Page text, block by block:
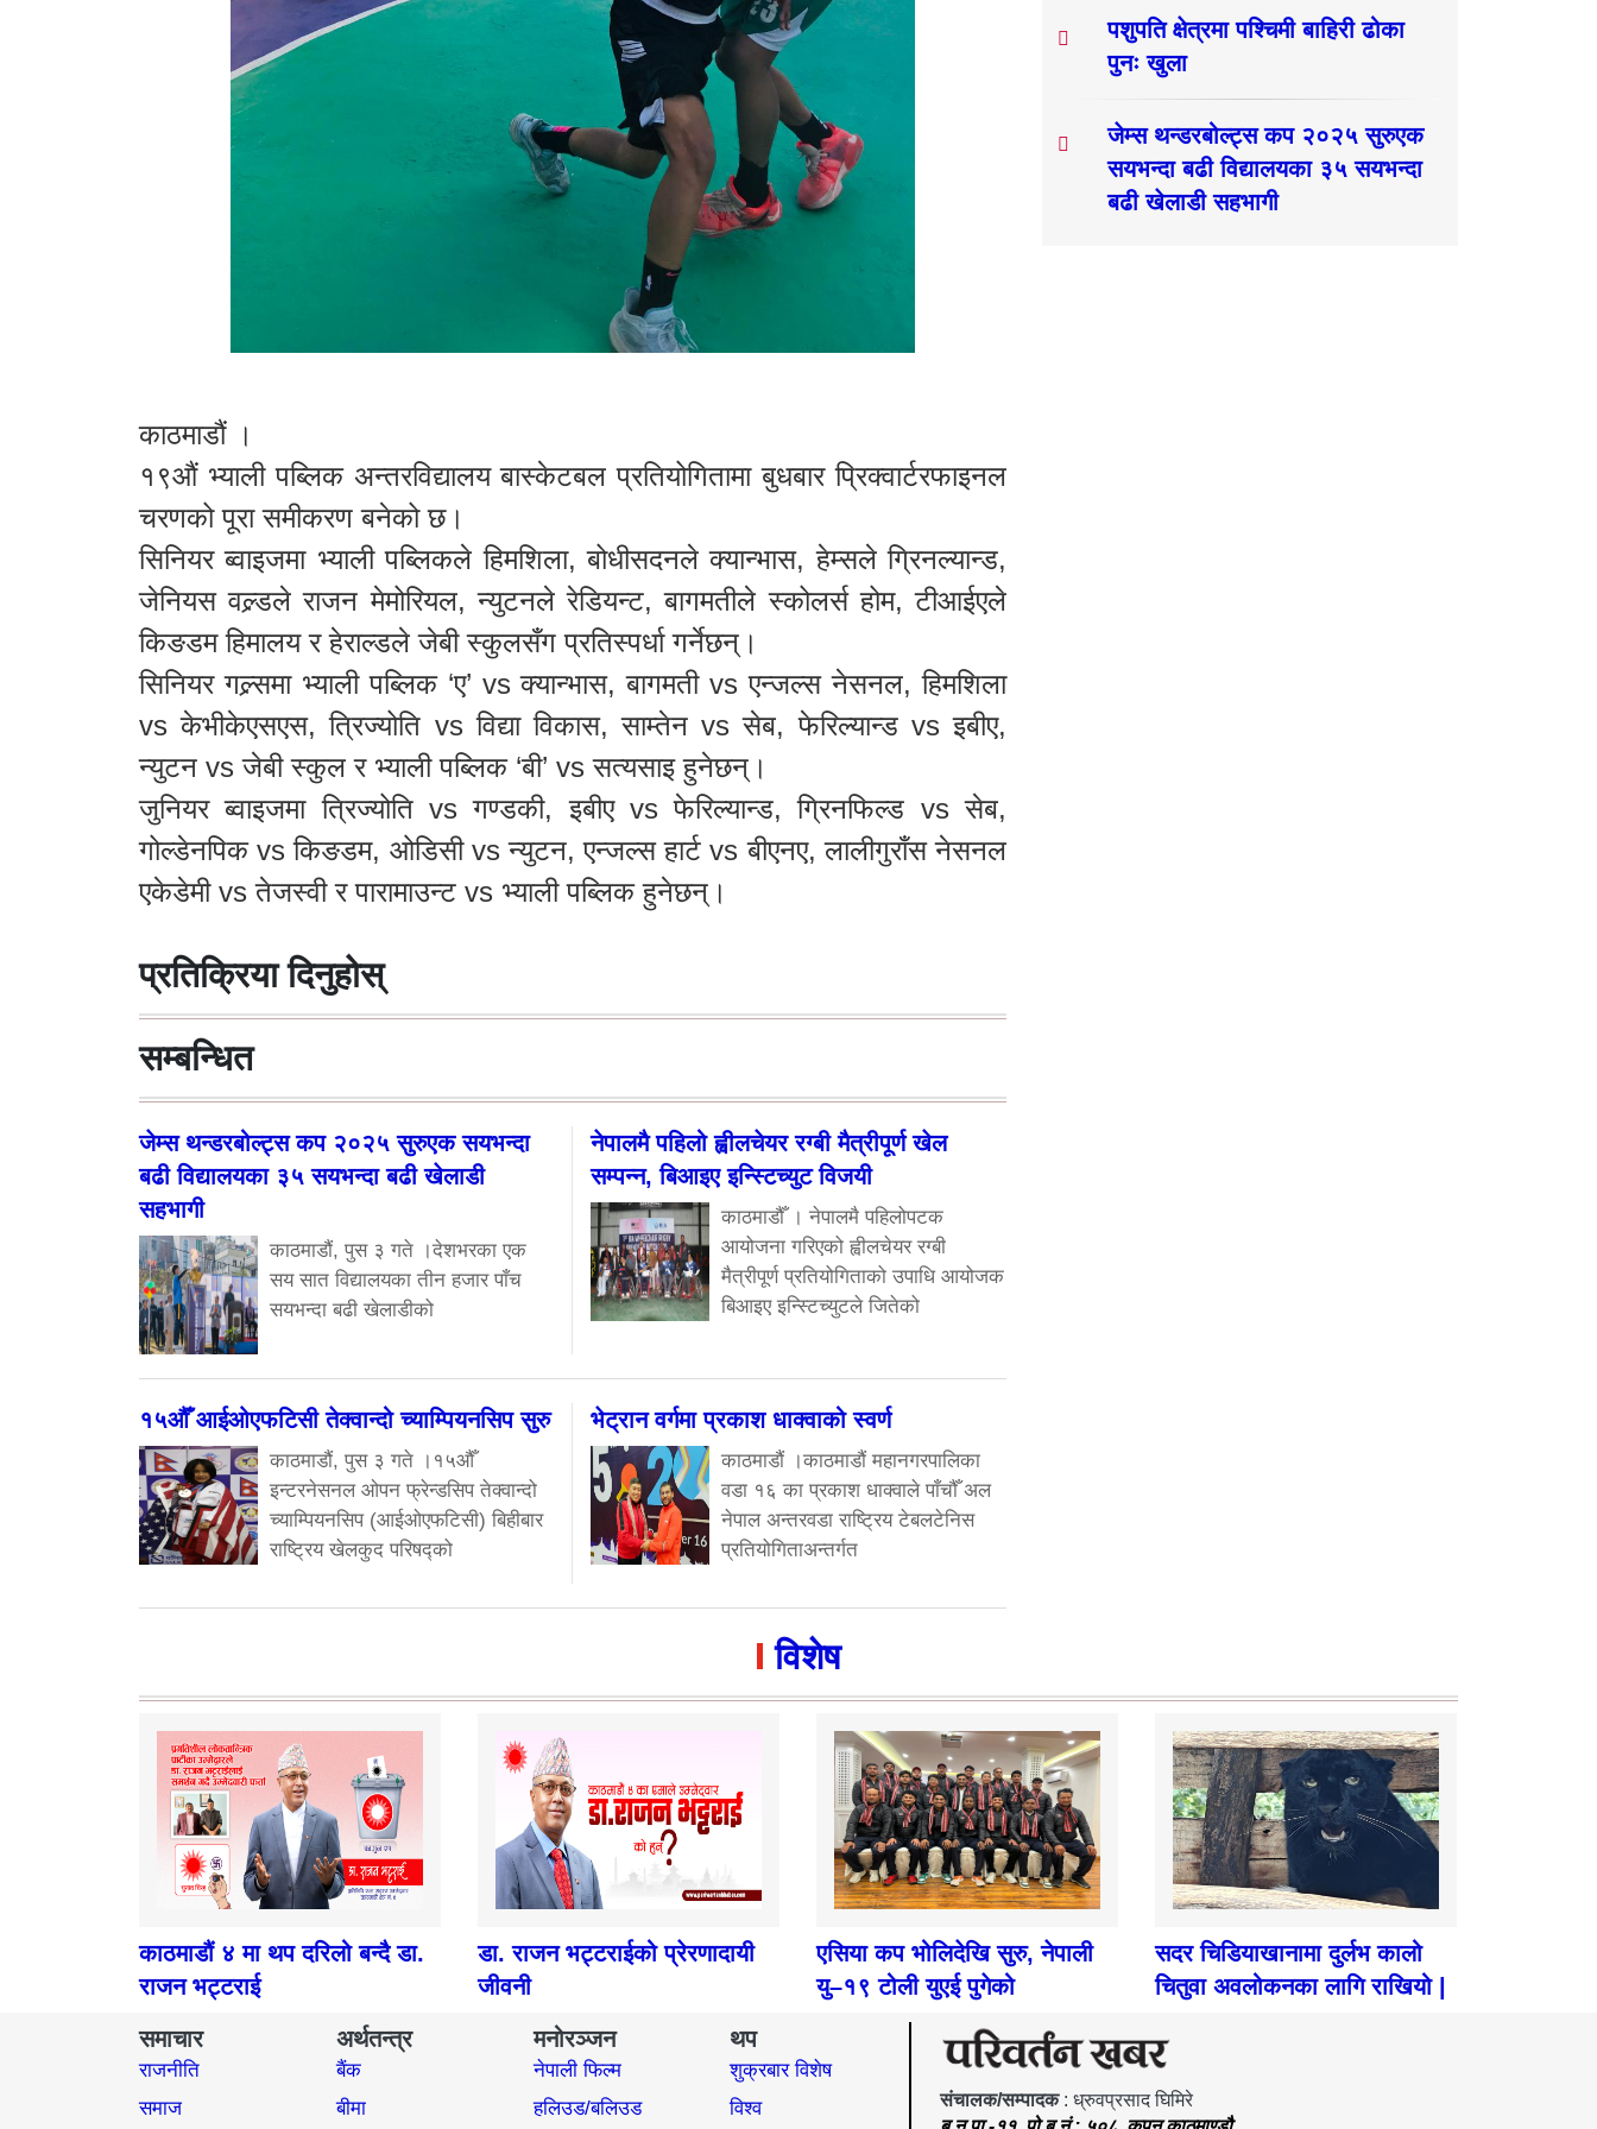
काठमाडौं ।
१९औं भ्याली पब्लिक अन्तरविद्यालय बास्केटबल प्रतियोगितामा बुधबार प्रिक्वार्टरफाइनल
चरणको पूरा समीकरण बनेको छ।
सिनियर ब्वाइजमा भ्याली पब्लिकले हिमशिला, बोधीसदनले क्यान्भास, हेम्सले ग्रिनल्यान्ड,
जेनियस वल्र्डले राजन मेमोरियल, न्युटनले रेडियन्ट, बागमतीले स्कोलर्स होम, टीआईएले
किङडम हिमालय र हेराल्डले जेबी स्कुलसँग प्रतिस्पर्धा गर्नेछन्।
सिनियर गल्र्समा भ्याली पब्लिक ‘ए’ vs क्यान्भास, बागमती vs एन्जल्स नेसनल, हिमशिला
vs केभीकेएसएस, त्रिज्योति vs विद्या विकास, साम्तेन vs सेब, फेरिल्यान्ड vs इबीए,
न्युटन vs जेबी स्कुल र भ्याली पब्लिक ‘बी’ vs सत्यसाइ हुनेछन्।
जुनियर ब्वाइजमा त्रिज्योति vs गण्डकी, इबीए vs फेरिल्यान्ड, ग्रिनफिल्ड vs सेब,
गोल्डेनपिक vs किङडम, ओडिसी vs न्युटन, एन्जल्स हार्ट vs बीएनए, लालीगुराँस नेसनल
एकेडेमी vs तेजस्वी र पारामाउन्ट vs भ्याली पब्लिक हुनेछन्।
प्रतिक्रिया दिनुहोस्
सम्बन्धित
जेम्स थन्डरबोल्ट्स कप २०२५ सुरुएक सयभन्दा
बढी विद्यालयका ३५ सयभन्दा बढी खेलाडी
सहभागी
काठमाडौं, पुस ३ गते ।देशभरका एक
सय सात विद्यालयका तीन हजार पाँच
सयभन्दा बढी खेलाडीको
नेपालमै पहिलो ह्वीलचेयर रग्बी मैत्रीपूर्ण खेल
सम्पन्न, बिआइए इन्स्टिच्युट विजयी
काठमाडौँ । नेपालमै पहिलोपटक
आयोजना गरिएको ह्वीलचेयर रग्बी
मैत्रीपूर्ण प्रतियोगिताको उपाधि आयोजक
बिआइए इन्स्टिच्युटले जितेको
१५औँ आईओएफटिसी तेक्वान्दो च्याम्पियनसिप सुरु
काठमाडौं, पुस ३ गते ।१५औँ
इन्टरनेसनल ओपन फ्रेन्डसिप तेक्वान्दो
च्याम्पियनसिप (आईओएफटिसी) बिहीबार
राष्ट्रिय खेलकुद परिषद्को
भेट्रान वर्गमा प्रकाश धाक्वाको स्वर्ण
काठमाडौं ।काठमाडौं महानगरपालिका
वडा १६ का प्रकाश धाक्वाले पाँचौँ अल
नेपाल अन्तरवडा राष्ट्रिय टेबलटेनिस
प्रतियोगिताअन्तर्गत
पशुपति क्षेत्रमा पश्चिमी बाहिरी ढोका
पुनः खुला
जेम्स थन्डरबोल्ट्स कप २०२५ सुरुएक
सयभन्दा बढी विद्यालयका ३५ सयभन्दा
बढी खेलाडी सहभागी
विशेष
काठमाडौं ४ मा थप दरिलो बन्दै डा.
राजन भट्टराई
डा. राजन भट्टराईको प्रेरणादायी
जीवनी
एसिया कप भोलिदेखि सुरु, नेपाली
यु–१९ टोली युएई पुगेको
सदर चिडियाखानामा दुर्लभ कालो
चितुवा अवलोकनका लागि राखियो |
समाचार
राजनीति
समाज​
अर्थतन्त्र
बैंक
बीमा
मनोरञ्जन
नेपाली फिल्म
हलिउड/बलिउड
थप
शुक्रबार विशेष
विश्व
संचालक/सम्पादक: ध्रुवप्रसाद घिमिरे